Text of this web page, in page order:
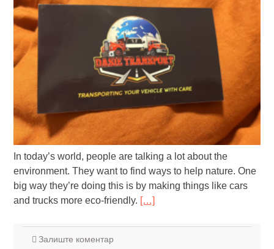
In today’s world, people are talking a lot about the
environment. They want to find ways to help nature. One
big way they’re doing this is by making things like cars
and trucks more eco-friendly. […]
Залиште коментар